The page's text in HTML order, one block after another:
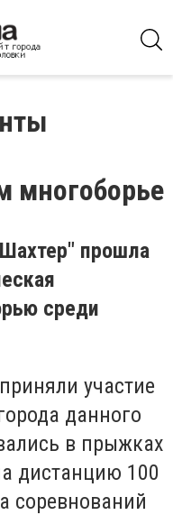
многоборье
прошла
среди
участие
данного
в прыжках
дистанцию 100